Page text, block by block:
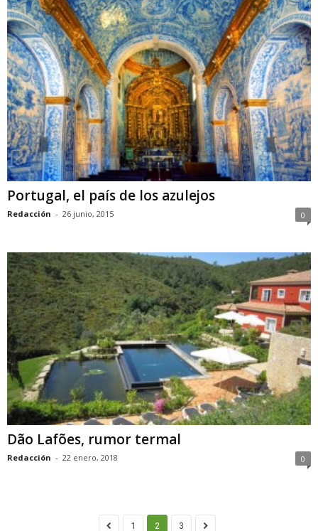
Portugal, el país de los azulejos
Redacción - 26 junio, 2015 0
Dão Lafões, rumor termal
Redacción - 22 enero, 2018 0
1 2 3